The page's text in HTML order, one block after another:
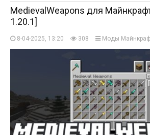
MedievalWeapons для
1.20.1]
8-04-2025, 13:20 308 Моды